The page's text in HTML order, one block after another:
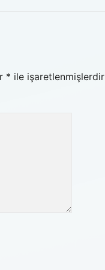
* ile işaretlenmişlerdir